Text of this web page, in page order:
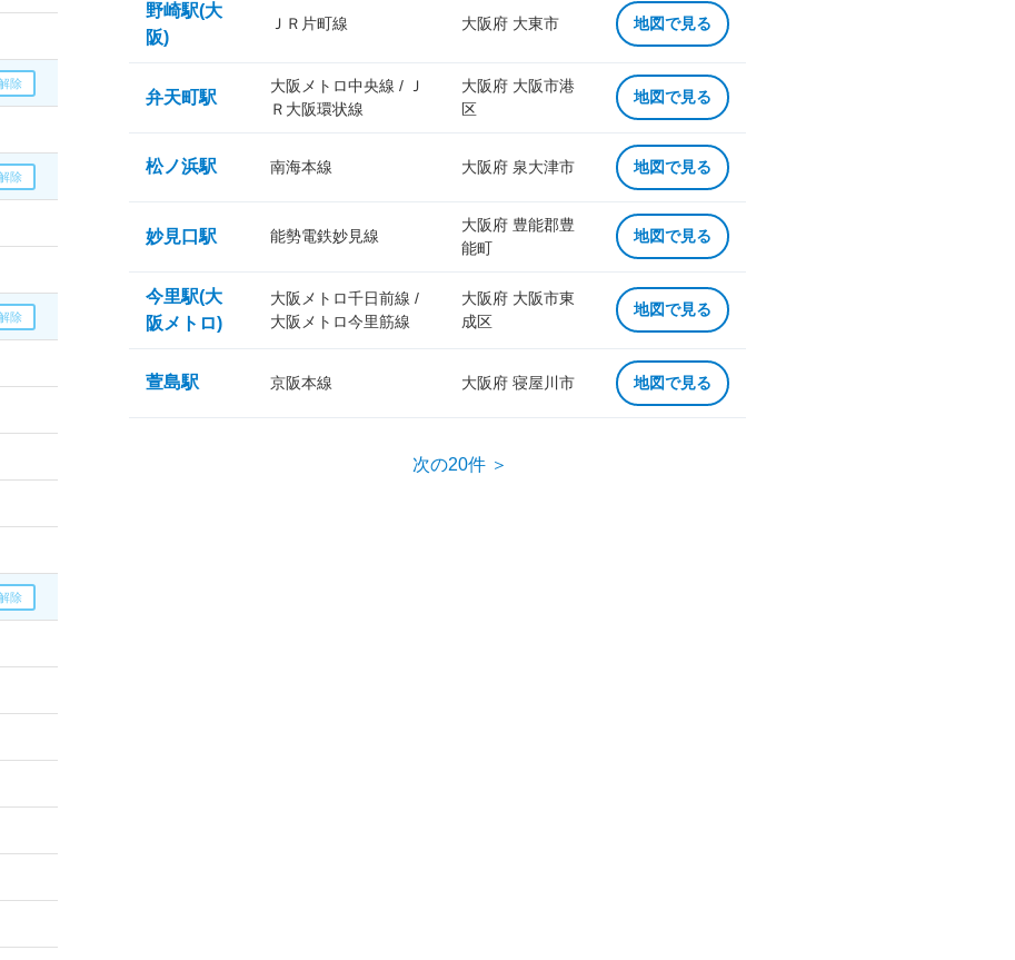
野崎駅(大
阪)
ＪＲ片町線 大阪府 大東市 地図で見る
弁天町駅
大阪メトロ中央線 / Ｊ
Ｒ大阪環状線
大阪府 大阪市港
区
地図で見る
松ノ浜駅 南海本線 大阪府 泉大津市 地図で見る
妙見口駅 能勢電鉄妙見線
大阪府 豊能郡豊
能町
地図で見る
今里駅(大
阪メトロ)
大阪メトロ千日前線 /
大阪メトロ今里筋線
大阪府 大阪市東
成区
地図で見る
萱島駅 京阪本線 大阪府 寝屋川市 地図で見る
次の20件 ＞